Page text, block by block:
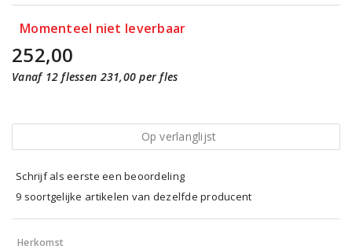
Momenteel niet leverbaar
252,00
Vanaf 12 flessen 231,00 per fles
Op verlanglijst
Schrijf als eerste een beoordeling
9 soortgelijke artikelen van dezelfde producent
Herkomst